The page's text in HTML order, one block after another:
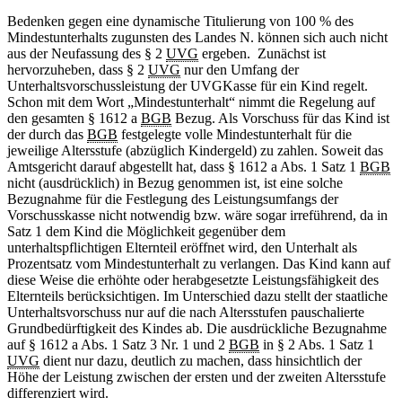
Bedenken gegen eine dynamische Titulierung von 100 % des
Mindestunterhalts zugunsten des Landes N. können sich auch nicht
aus der Neufassung des § 2 UVG ergeben. Zunächst ist
hervorzuheben, dass § 2 UVG nur den Umfang der
Unterhaltsvorschussleistung der UVGKasse für ein Kind regelt.
Schon mit dem Wort „Mindestunterhalt“ nimmt die Regelung auf
den gesamten § 1612 a BGB Bezug. Als Vorschuss für das Kind ist
der durch das BGB festgelegte volle Mindestunterhalt für die
jeweilige Altersstufe (abzüglich Kindergeld) zu zahlen. Soweit das
Amtsgericht darauf abgestellt hat, dass § 1612 a Abs. 1 Satz 1 BGB
nicht (ausdrücklich) in Bezug genommen ist, ist eine solche
Bezugnahme für die Festlegung des Leistungsumfangs der
Vorschusskasse nicht notwendig bzw. wäre sogar irreführend, da in
Satz 1 dem Kind die Möglichkeit gegenüber dem
unterhaltspflichtigen Elternteil eröffnet wird, den Unterhalt als
Prozentsatz vom Mindestunterhalt zu verlangen. Das Kind kann auf
diese Weise die erhöhte oder herabgesetzte Leistungsfähigkeit des
Elternteils berücksichtigen. Im Unterschied dazu stellt der staatliche
Unterhaltsvorschuss nur auf die nach Altersstufen pauschalierte
Grundbedürftigkeit des Kindes ab. Die ausdrückliche Bezugnahme
auf § 1612 a Abs. 1 Satz 3 Nr. 1 und 2 BGB in § 2 Abs. 1 Satz 1
UVG dient nur dazu, deutlich zu machen, dass hinsichtlich der
Höhe der Leistung zwischen der ersten und der zweiten Altersstufe
differenziert wird.